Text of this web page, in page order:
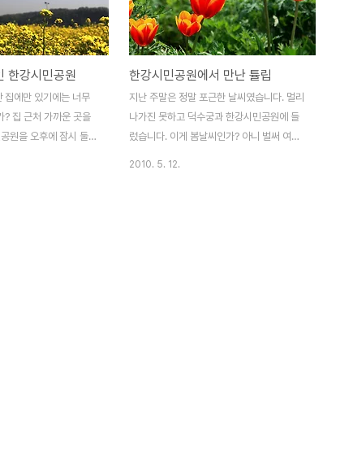
한강시민공원
집에만 있기에는 너무
? 집 근처 가까운 곳을
원을 오후에 잠시 둘러
한강시민공원에서 만난 튤립
지난 주말은 정말 포근한 날씨였습니다. 멀리
나가진 못하고 덕수궁과 한강시민공원에 들
렀습니다. 이게 봄날씨인가? 아니 벌써 여름
2010. 5. 12.